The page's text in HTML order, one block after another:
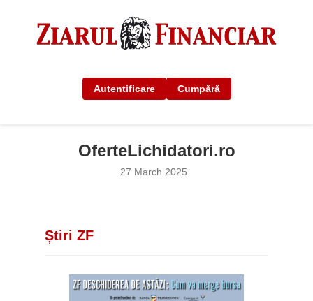
Autentificare Cumpără
OferteLichidatori.ro
27 March 2025
Știri ZF